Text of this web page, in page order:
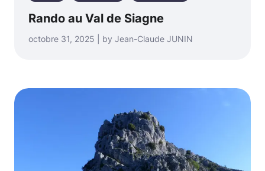
Rando au Val de Siagne
octobre 31, 2025 | by Jean-Claude JUNIN